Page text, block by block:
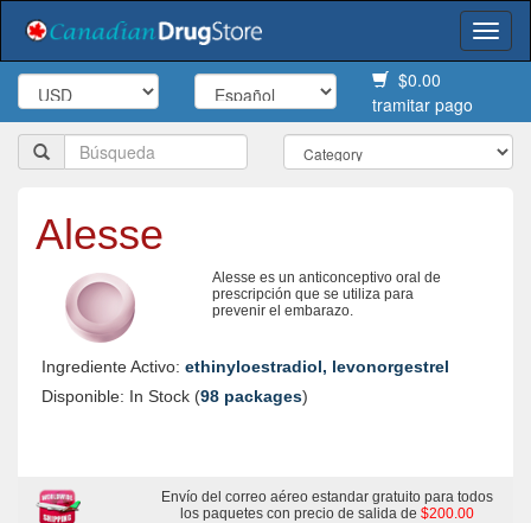
$0.00
tramitar pago
Alesse
Alesse es un anticonceptivo oral de
prescripción que se utiliza para
prevenir el embarazo.
Ingrediente Activo: ethinyloestradiol, levonorgestrel
Disponible: In Stock (98 packages)
Envío del correo aéreo estandar gratuito para todos
los paquetes con precio de salida de$200.00